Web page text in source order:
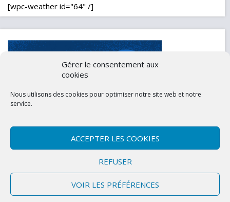
Gérer le consentement aux
cookies
Nous utilisons des cookies pour optimiser notre site web et notre
service.
ACCEPTER LES COOKIES
REFUSER
VOIR LES PRÉFÉRENCES
[wpc-weather id="64" /]
Politique de confidentialité (UE)
Copyright © 2026 Marly-la-Ville
Site conçu et développé par l'Union des